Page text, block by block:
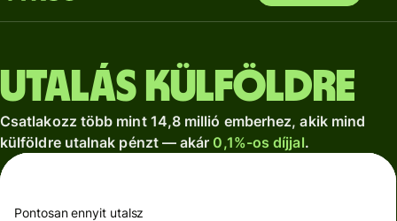
Utalás külföldre
Csatlakozz több mint 14,8 millió emberhez, akik mind
külföldre utalnak pénzt — akár 0,1%-os díjjal.
Pontosan ennyit utalsz